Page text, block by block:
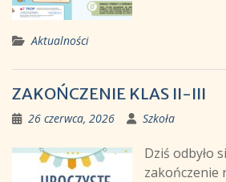
Aktualności
ZAKOŃCZENIE KLAS II-III
26 czerwca, 2026 Szkoła
Dziś odbyło
zakończenie